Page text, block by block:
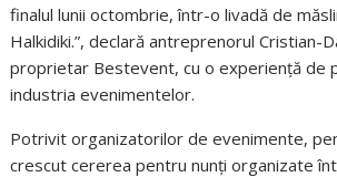
finalul lunii octombrie, într-o livadă de
Halkidiki.”, declară antreprenorul Cristian-
proprietar Bestevent, cu o experiență de
industria evenimentelor.
Potrivit organizatorilor de evenimente,
crescut cererea pentru nunți organizate